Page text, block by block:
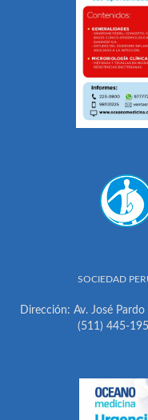
SOCIEDAD
Dirección: Av. José
(511) 445-